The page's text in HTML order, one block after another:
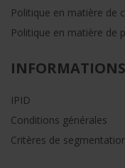
Politique en matière de
Politique en matière de
IPID
Conditions générales
Critères de